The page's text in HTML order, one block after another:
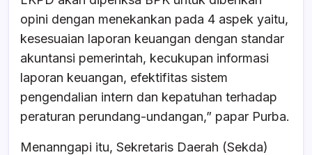
opini dengan menekankan pada 4 aspek yaitu,
kesesuaian laporan keuangan dengan standar
akuntansi pemerintah, kecukupan informasi
laporan keuangan, efektifitas sistem
pengendalian intern dan kepatuhan terhadap
peraturan perundang-undangan,” papar Purba.
Menanngapi itu, Sekretaris Daerah (Sekda)